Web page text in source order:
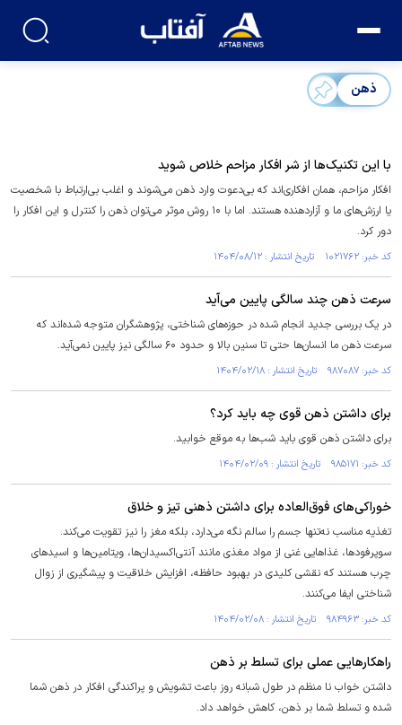
ذهن
با این تکنیک‌ها از شر افکار مزاحم خلاص شوید
افکار مزاحم، همان افکاری‌اند که بی‌دعوت وارد ذهن می‌شوند و اغلب بی‌ارتباط با شخصیت
یا ارزش‌های ما و آزاردهنده هستند. اما با ۱۰ روش موثر می‌توان ذهن را کنترل و این افکار را
دور کرد.
کد خبر: ۱۰۲۱۷۶۲ تاریخ انتشار : ۱۴۰۴/۰۸/۱۲
سرعت ذهن چند سالگی پایین می‌آید
در یک بررسی جدید انجام شده در حوزه‌های شناختی، پژوهشگران متوجه شده‌اند که
سرعت ذهن ما انسان‌ها حتی تا سنین بالا و حدود ۶۰ سالگی نیز پایین نمی‌آید.
کد خبر: ۹۸۷۰۸۷ تاریخ انتشار : ۱۴۰۴/۰۲/۱۸
برای داشتن ذهن قوی چه باید کرد؟
برای داشتن ذهن قوی باید شب‌ها به موقع خوابید.
کد خبر: ۹۸۵۱۷۱ تاریخ انتشار : ۱۴۰۴/۰۲/۰۹
خوراکی‌های فوق‌العاده برای داشتن ذهنی تیز و خلاق
تغذیه مناسب نه‌تنها جسم را سالم نگه می‌دارد، بلکه مغز را نیز تقویت می‌کند.
سوپرفودها، غذا‌هایی غنی از مواد مغذی مانند آنتی‌اکسیدان‌ها، ویتامین‌ها و اسید‌های
چرب هستند که نقشی کلیدی در بهبود حافظه، افزایش خلاقیت و پیشگیری از زوال
شناختی ایفا می‌کنند.
کد خبر: ۹۸۴۹۶۳ تاریخ انتشار : ۱۴۰۴/۰۲/۰۸
راهکار‌هایی عملی برای تسلط بر ذهن
داشتن خواب نا منظم در طول شبانه روز باعث تشویش و پراکندگی افکار در ذهن شما
شده و تسلط شما بر ذهن، کاهش خواهد داد.